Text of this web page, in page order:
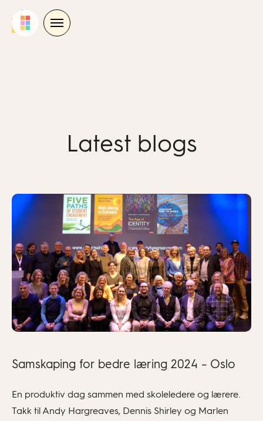
Latest blogs
Samskaping for bedre læring 2024 – Oslo
En produktiv dag sammen med skoleledere og lærere.
Takk til Andy Hargreaves, Dennis Shirley og Marlen